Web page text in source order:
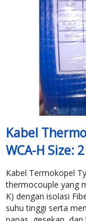
Kabel
WCA-H Size:
Kabel Termokopel
thermocouple yang
K) dengan isolasi
suhu tinggi serta